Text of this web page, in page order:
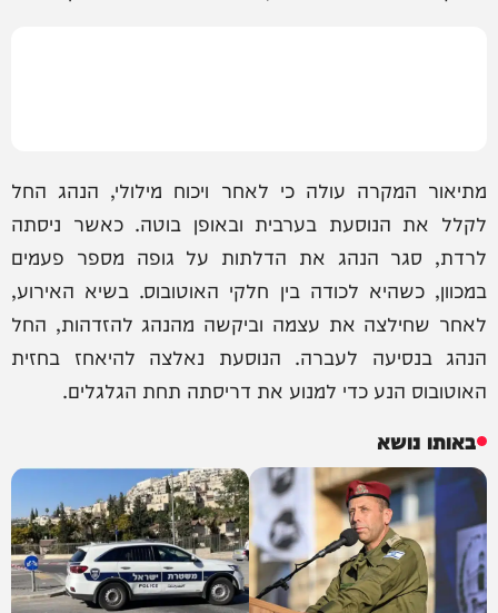
מתיאור המקרה עולה כי לאחר ויכוח מילולי, הנהג החל
לקלל את הנוסעת בערבית ובאופן בוטה. כאשר ניסתה
לרדת, סגר הנהג את הדלתות על גופה מספר פעמים
במכוון, כשהיא לכודה בין חלקי האוטובוס. בשיא האירוע,
לאחר שחילצה את עצמה וביקשה מהנהג להזדהות, החל
הנהג בנסיעה לעברה. הנוסעת נאלצה להיאחז בחזית
האוטובוס הנע כדי למנוע את דריסתה תחת הגלגלים.
באותו נושא